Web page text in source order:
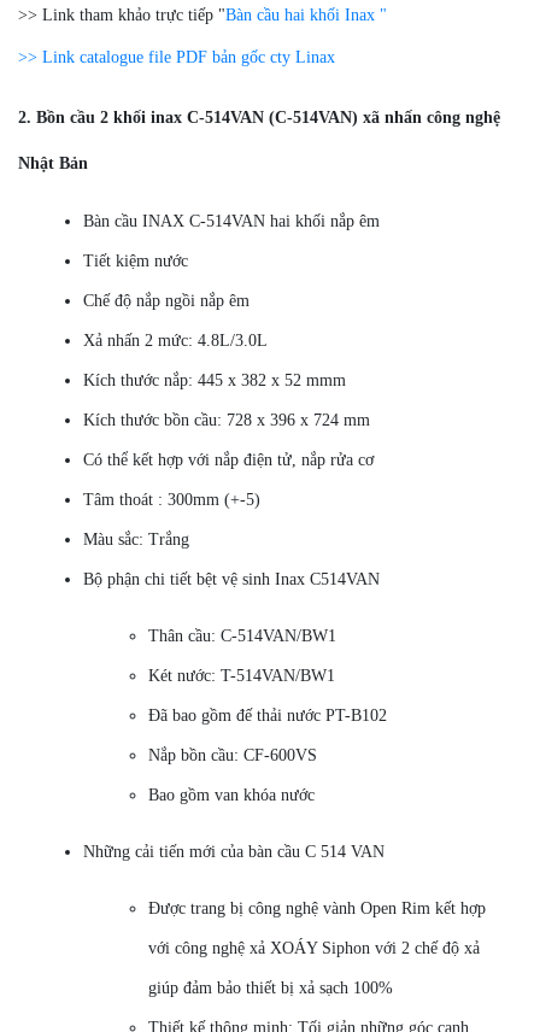
>> Link tham khảo trực tiếp "Bàn cầu hai khối Inax "
>> Link catalogue file PDF bản gốc cty Linax
2. Bồn cầu 2 khối inax C-514VAN (C-514VAN) xã nhấn công nghệ
Nhật Bản
Bàn cầu INAX C-514VAN hai khối nắp êm
Tiết kiệm nước
Chế độ nắp ngồi nắp êm
Xả nhấn 2 mức: 4.8L/3.0L
Kích thước nắp: 445 x 382 x 52 mmm
Kích thước bồn cầu: 728 x 396 x 724 mm
Có thể kết hợp với nắp điện tử, nắp rửa cơ
Tâm thoát : 300mm (+-5)
Màu sắc: Trắng
Bộ phận chi tiết bệt vệ sinh Inax C514VAN
Thân cầu: C-514VAN/BW1
Két nước: T-514VAN/BW1
Đã bao gồm đế thải nước PT-B102
Nắp bồn cầu: CF-600VS
Bao gồm van khóa nước
Những cải tiến mới của bàn cầu C 514 VAN
Được trang bị công nghệ vành Open Rim kết hợp
với công nghệ xả XOÁY Siphon với 2 chế độ xả
giúp đảm bảo thiết bị xả sạch 100%
Thiết kế thông minh: Tối giản những góc cạnh,